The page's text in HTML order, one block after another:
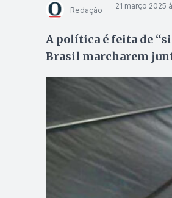
Redação 21 março 2025
A política é feita de
Brasil marcharem